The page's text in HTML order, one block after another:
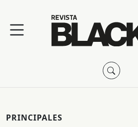
PRINCIPALES